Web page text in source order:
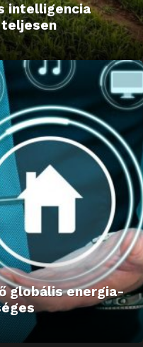
intelligencia
globális energia-